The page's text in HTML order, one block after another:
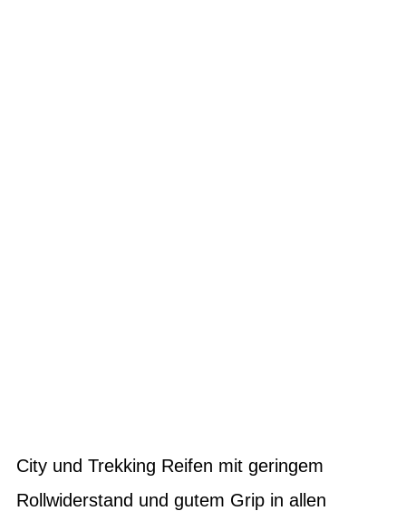
City und Trekking Reifen mit geringem
Rollwiderstand und gutem Grip in allen